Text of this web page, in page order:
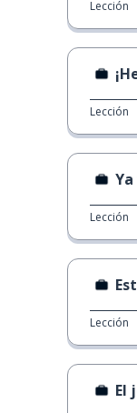
Lección
Lección
Lección
Lección
El